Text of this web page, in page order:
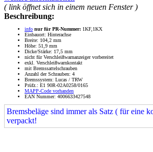
( link öffnet sich in einem neuen Fenster )
Beschreibung:
info nur für PR-Nummer: 1KF,1KX
Einbauort: Hinterachse
Breite: 104,2 mm
Höhe: 51,9 mm
Dicke/Stärke: 17,5 mm
nicht für Verschleißwarnanzeiger vorbereitet
exkl. Verschleißwarnkontakt
mit Bremssattelschrauben
Anzahl der Schrauben: 4
Bremssystem: Lucas / TRW
Prüfz.: E1 90R-02A0258/0165
MAPP-Code vorhanden
EAN Nummer: 4006633427548
Bremsbeläge sind immer als Satz ( für eine
verpackt!